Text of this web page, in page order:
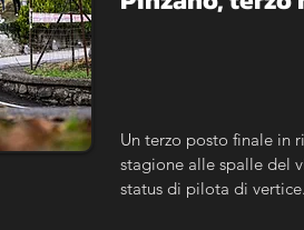
Un terzo posto finale in
stagione alle spalle del
status di pilota di vertice.